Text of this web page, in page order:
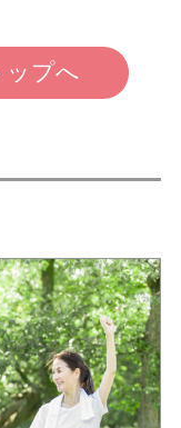
ップへ